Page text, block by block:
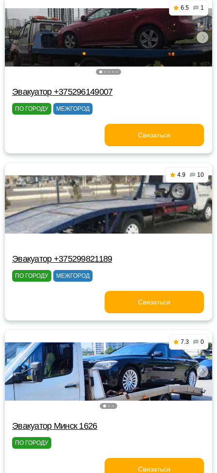
6.5 1
Эвакуатор +375296149007
ПО ГОРОДУ МЕЖГОРОД
Связаться
4.9 10
Эвакуатор +375299821189
ПО ГОРОДУ МЕЖГОРОД
Связаться
7.3 0
Эвакуатор Минск 1626
ПО ГОРОДУ
Связаться